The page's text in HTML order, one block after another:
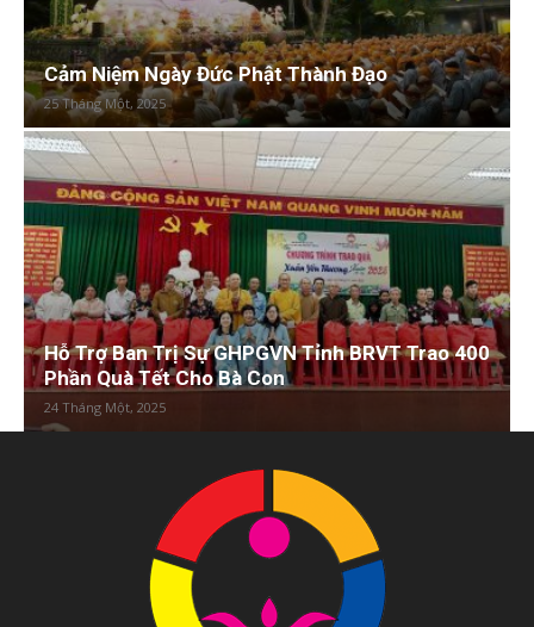
Cảm Niệm Ngày Đức Phật Thành Đạo
25 Tháng Một, 2025
Hỗ Trợ Ban Trị Sự GHPGVN Tỉnh BRVT Trao 400
Phần Quà Tết Cho Bà Con
24 Tháng Một, 2025